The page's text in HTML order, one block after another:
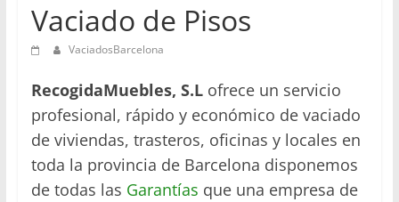
Vaciado de Pisos
VaciadosBarcelona
RecogidaMuebles, S.Lofrece un servicio
profesional, rápido y económico de vaciado
de viviendas, trasteros, oficinas y locales en
toda la provincia de Barcelona disponemos
de todas las Garantías que una empresa de